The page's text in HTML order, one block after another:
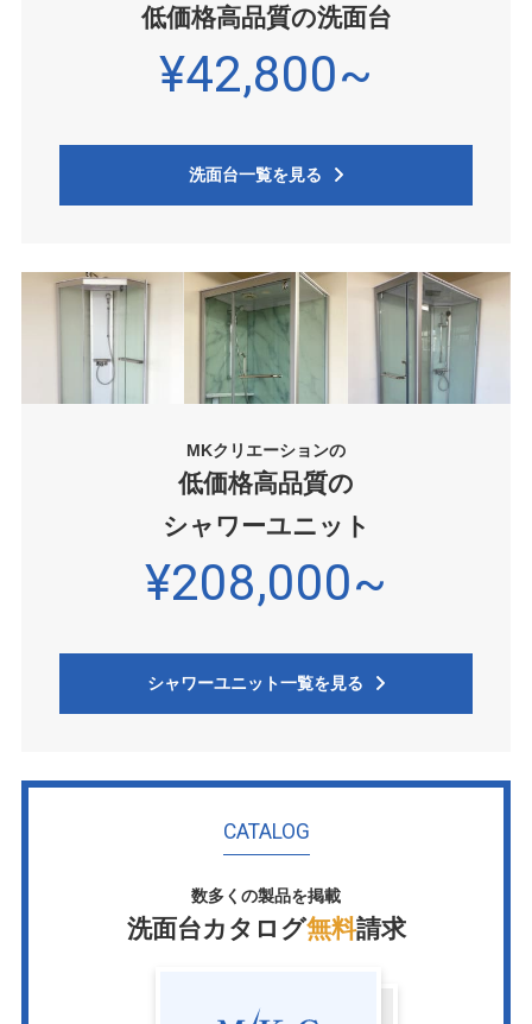
低価格高品質の洗面台
¥42,800~
洗面台一覧を見る
MKクリエーションの
低価格高品質の
シャワーユニット
¥208,000~
シャワーユニット一覧を見る
CATALOG
数多くの製品を掲載
洗面台カタログ無料請求